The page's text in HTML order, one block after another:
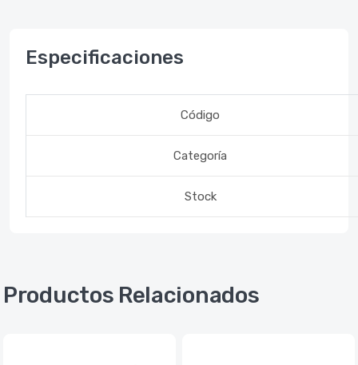
Especificaciones
Código
Categoría
Stock
Productos Relacionados